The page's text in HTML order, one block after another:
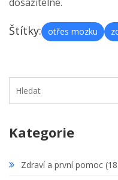
Štítky: otřes mozku
Kategorie
Zdraví a první pomoc